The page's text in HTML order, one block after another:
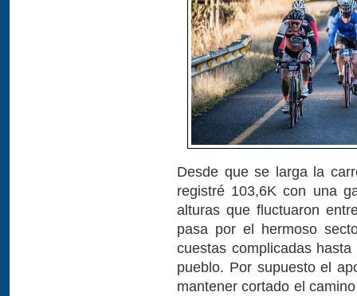
Desde que se larga la
registré 103,6K con una
alturas que fluctuaron
pasa por el hermoso
cuestas complicadas
pueblo. Por supuesto el
mantener cortado el